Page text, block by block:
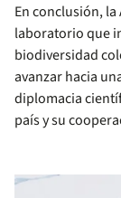
En conclusión,
laboratorio que
biodiversidad
avanzar hacia
diplomacia
país y su